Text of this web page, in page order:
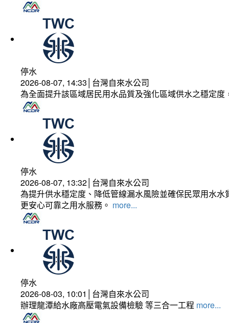
停水
2026-08-07, 14:33│台灣自來水公司
為全面提升該區域居民用水品質及強化區域供水之穩定
停水
2026-08-07, 13:32│台灣自來水公司
為提升供水穩定度、降低管線漏水風險並確保民眾用水
更安心可靠之用水服務。 more...
停水
2026-08-03, 10:01│台灣自來水公司
辦理龍潭給水廠高壓電氣設備檢驗 等三合一工程 more...